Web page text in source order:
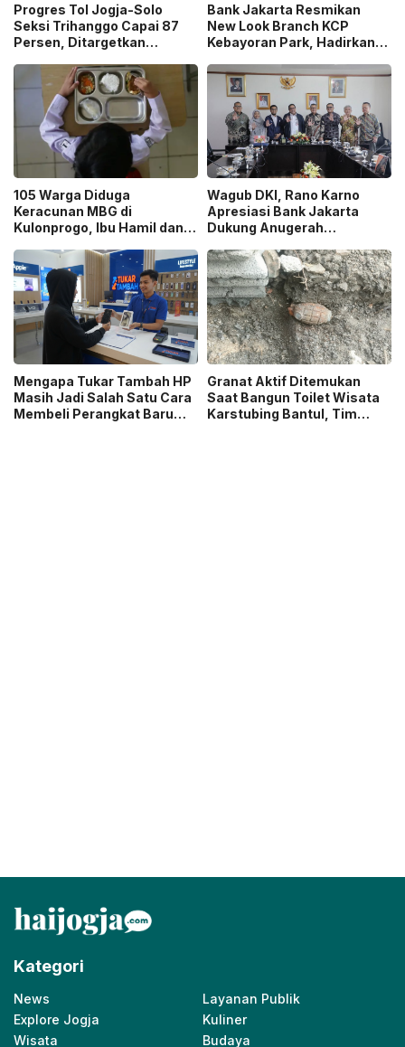
Progres Tol Jogja-Solo
Seksi Trihanggo Capai 87
Persen, Ditargetkan
Bawen Agustus 2026
Bank Jakarta Resmikan
New Look Branch KCP
Kebayoran Park, Hadirkan
Modern
105 Warga Diduga
Keracunan MBG di
Kulonprogo, Ibu Hamil dan
Terdampak
Wagub DKI, Rano Karno
Apresiasi Bank Jakarta
Dukung Anugerah
Dorong Karya Berkualitas
Sambut 5 Abad Jakarta
Mengapa Tukar Tambah HP
Masih Jadi Salah Satu Cara
Membeli Perangkat Baru
Granat Aktif Ditemukan
Saat Bangun Toilet Wisata
Karstubing Bantul, Tim
Kategori
News
Layanan Publik
Explore Jogja
Kuliner
Wisata
Budaya